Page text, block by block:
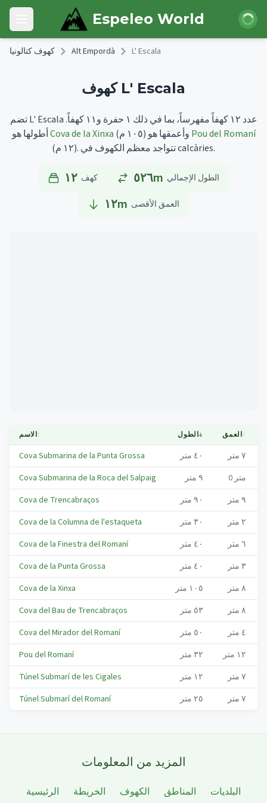
Skip to main content
Open main menu Espeleo World الدخول
كهوف كتالونيا Alt Empordà L' Escala
كهوف L' Escala
تضم L' Escala عدد ١٢ كهفاً مفهرساً، بما في ذلك ١ حفرة و١١ كهفاً.
Cova de la Xinxa (١٠٥ م)
Pou del Romaní
(١٢ م).
تتواجد معظم الكهوف في calcàries.
١٢ كهف ٥٢٦m الطول الإجمالي
١٢m العمق الأقصى
الاسم↕ الطول↓ العمق↕
Cova Submarina de la Punta Grossa ٤٠ متر ٧ متر
Cova Submarina de la Roca del Salpaig
٩ متر 0 متر
Cova de Trencabraços
٩٠ متر ٩ متر
Cova de la Columna de l'estaqueta
٣٠ متر ٢ متر
Cova de la Finestra del Romaní
٤٠ متر ٦ متر
Cova de la Punta Grossa
٤٠ متر ٣ متر
Cova de la Xinxa
١٠٥ متر ٨ متر
Cova del Bau de Trencabraços
٥٣ متر ٨ متر
Cova del Mirador del Romaní
٥٠ متر ٤ متر
Pou del Romaní
٣٢ متر ١٢ متر
Túnel Submarí de les Cigales
١٢ متر ٧ متر
Túnel Submarí del Romaní
٢٥ متر ٧ متر
المزيد من المعلومات
الرئيسية الخريطة الكهوف المناطق البلديات